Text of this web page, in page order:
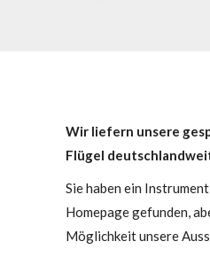
Wir liefern unsere
Flügel
Sie haben ein
Homepage gefunden,
Möglichkeit unsere